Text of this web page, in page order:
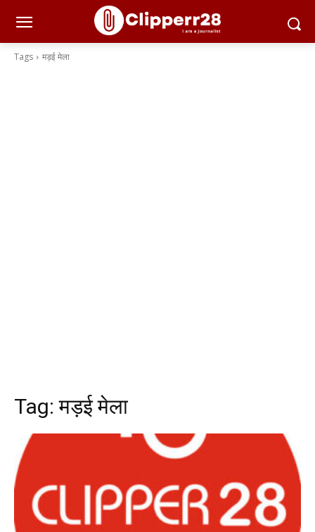
Tags मड़ई मेला
Tag:मड़ई मेला